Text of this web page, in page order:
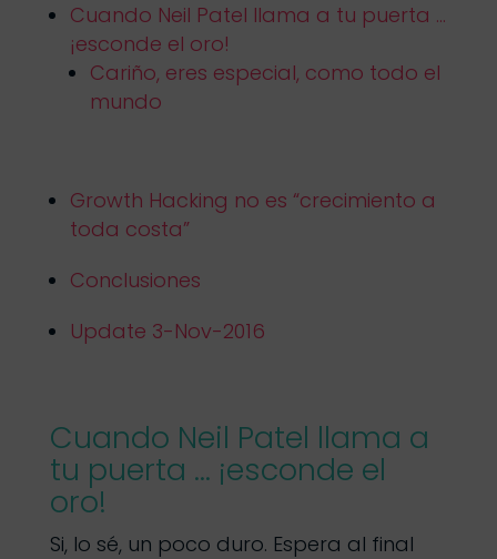
Cuando Neil Patel llama a tu puerta …
¡esconde el oro!
Cariño, eres especial, como todo el
mundo
Growth Hacking no es “crecimiento a
toda costa”
Conclusiones
Update 3-Nov-2016
Cuando Neil Patel llama a
tu puerta … ¡esconde el
oro!
Si, lo sé, un poco duro. Espera al final